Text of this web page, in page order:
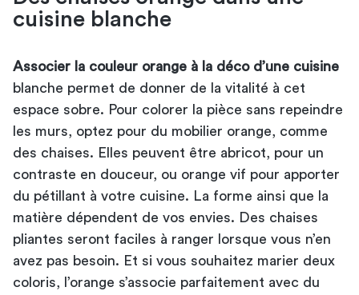
cuisine blanche
Associer la couleur orange à la déco d’une cuisine
blanche permet de donner de la vitalité à cet
espace sobre. Pour colorer la pièce sans repeindre
les murs, optez pour du mobilier orange, comme
des chaises. Elles peuvent être abricot, pour un
contraste en douceur, ou orange vif pour apporter
du pétillant à votre cuisine. La forme ainsi que la
matière dépendent de vos envies. Des chaises
pliantes seront faciles à ranger lorsque vous n’en
avez pas besoin. Et si vous souhaitez marier deux
coloris, l’orange s’associe parfaitement avec du